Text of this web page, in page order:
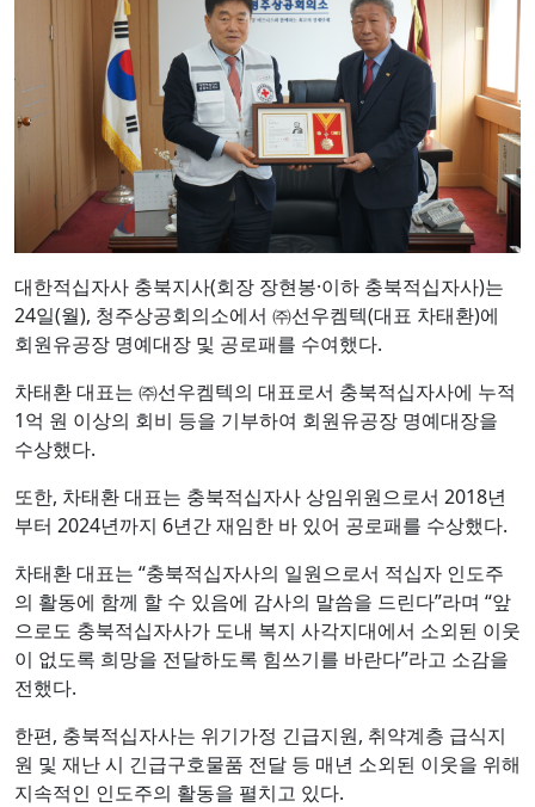
대한적십자사 충북지사(회장 장현봉·이하 충북적십자사)는
24일(월), 청주상공회의소에서 ㈜선우켐텍(대표 차태환)에
회원유공장 명예대장 및 공로패를 수여했다.
차태환 대표는 ㈜선우켐텍의 대표로서 충북적십자사에 누적
1억 원 이상의 회비 등을 기부하여 회원유공장 명예대장을
수상했다.
또한, 차태환 대표는 충북적십자사 상임위원으로서 2018년
부터 2024년까지 6년간 재임한 바 있어 공로패를 수상했다.
차태환 대표는 “충북적십자사의 일원으로서 적십자 인도주
의 활동에 함께 할 수 있음에 감사의 말씀을 드린다”라며 “앞
으로도 충북적십자사가 도내 복지 사각지대에서 소외된 이웃
이 없도록 희망을 전달하도록 힘쓰기를 바란다”라고 소감을
전했다.
한편, 충북적십자사는 위기가정 긴급지원, 취약계층 급식지
원 및 재난 시 긴급구호물품 전달 등 매년 소외된 이웃을 위해
지속적인 인도주의 활동을 펼치고 있다.